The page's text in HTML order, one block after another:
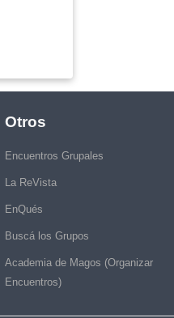
Otros
Encuentros Grupales
La ReVista
EnQués
Buscá los Grupos
Academia de Magos (Organizar
Encuentros)